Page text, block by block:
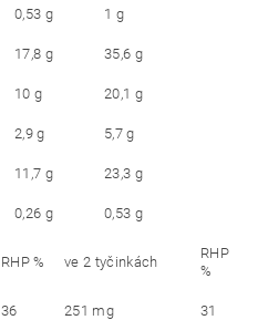
0,53 g 1 g
17,8 g 35,6 g
10 g 20,1 g
2,9 g 5,7 g
11,7 g 23,3 g
0,26 g 0,53 g
RHP % ve 2 tyčinkách
RHP
%
36 251 mg 31